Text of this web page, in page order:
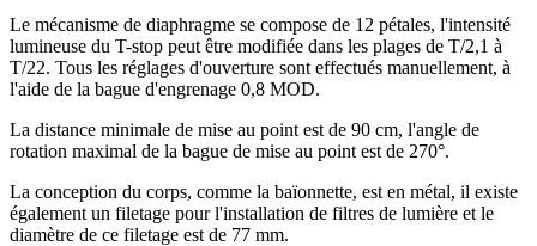
Le mécanisme de diaphragme se compose de 12 pétales, l'intensité
lumineuse du T-stop peut être modifiée dans les plages de T/2,1 à
T/22. Tous les réglages d'ouverture sont effectués manuellement, à
l'aide de la bague d'engrenage 0,8 MOD.
La distance minimale de mise au point est de 90 cm, l'angle de
rotation maximal de la bague de mise au point est de 270°.
La conception du corps, comme la baïonnette, est en métal, il existe
également un filetage pour l'installation de filtres de lumière et le
diamètre de ce filetage est de 77 mm.